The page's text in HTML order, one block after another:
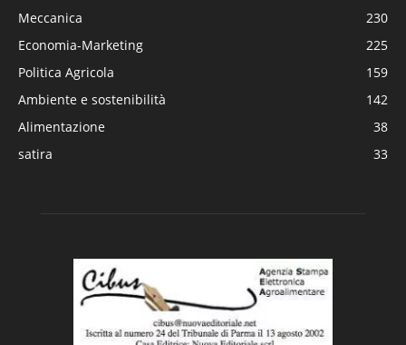
Meccanica
230
Economia-Marketing
225
Politica Agricola
159
Ambiente e sostenibilità
142
Alimentazione
38
satira
33